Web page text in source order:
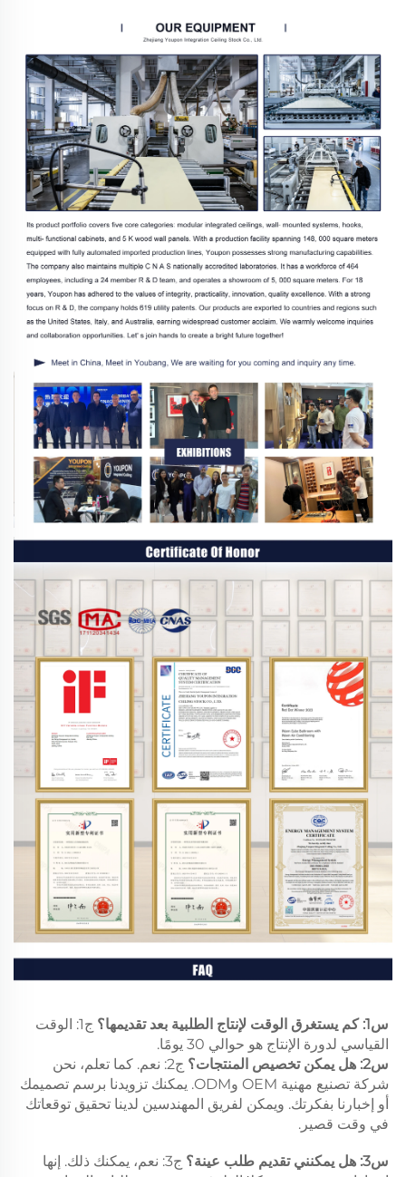
س1: كم يستغرق الوقت لإنتاج الطلبية بعد تقديمها؟
القياسي لدورة الإنتاج هو حوالي 30 يومًا.
س2: هل يمكن تخصيص المنتجات؟
في وقت قصير.
س3: هل يمكنني تقديم طلب عينة؟